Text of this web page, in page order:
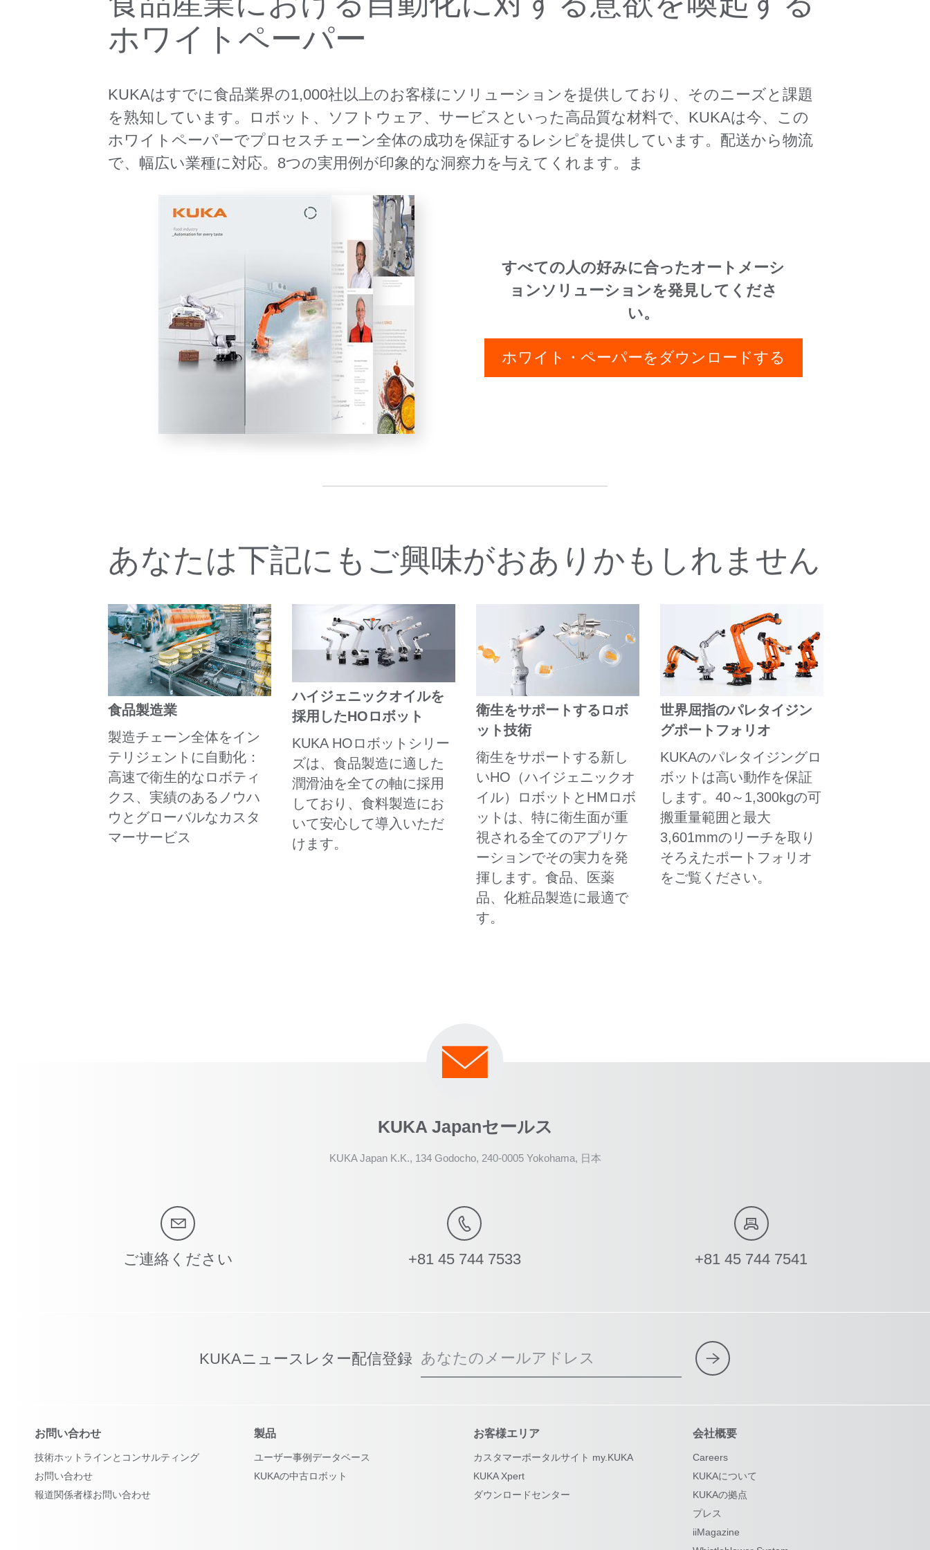
ホワイトペーパー
KUKAはすでに食品業界の1,000社以上のお客様にソリューションを提供しており、そのニーズと課題
を熟知しています。ロボット、ソフトウェア、サービスといった高品質な材料で、KUKAは今、この
ホワイトペーパーでプロセスチェーン全体の成功を保証するレシピを提供しています。配送から物流
で、幅広い業種に対応。8つの実用例が印象的な洞察力を与えてくれます。ま
すべての人の好みに合ったオートメーシ
ョンソリューションを発見してくださ
い。
ホワイト・ペーパーをダウンロードする
あなたは下記にもご興味がおありかもしれません
食品製造業
製造チェーン全体をイン
テリジェントに自動化：
高速で衛生的なロボティ
クス、実績のあるノウハ
ウとグローバルなカスタ
マーサービス
ハイジェニックオイルを
採用したHOロボット
KUKA HOロボットシリー
ズは、食品製造に適した
潤滑油を全ての軸に採用
しており、食料製造にお
いて安心して導入いただ
けます。
衛生をサポートするロボ
ット技術
衛生をサポートする新し
いHO（ハイジェニックオ
イル）ロボットとHMロボ
ットは、特に衛生面が重
視される全てのアプリケ
ーションでその実力を発
揮します。食品、医薬
品、化粧品製造に最適で
す。
世界屈指のパレタイジン
グポートフォリオ
KUKAのパレタイジングロ
ボットは高い動作を保証
します。40～1,300kgの可
搬重量範囲と最大
3,601mmのリーチを取り
そろえたポートフォリオ
をご覧ください。
KUKA Japanセールス
KUKA Japan K.K., 134 Godocho, 240-0005 Yokohama, 日本
ご連絡ください +81 45 744 7533 +81 45 744 7541
KUKAニュースレター配信登録 あなたのメールアドレス
お問い合わせ
技術ホットラインとコンサルティング
お問い合わせ
報道関係者様お問い合わせ
製品
ユーザー事例データベース
KUKAの中古ロボット
お客様エリア
カスタマーポータルサイト my.KUKA
KUKA Xpert
ダウンロードセンター
会社概要
Careers
KUKAについて
KUKAの拠点
プレス
iiMagazine